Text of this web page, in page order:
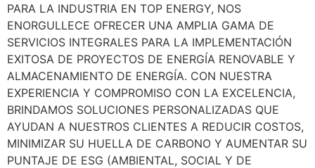
PARA LA INDUSTRIA EN TOP ENERGY, NOS
ENORGULLECE OFRECER UNA AMPLIA GAMA DE
SERVICIOS INTEGRALES PARA LA IMPLEMENTACIÓN
EXITOSA DE PROYECTOS DE ENERGÍA RENOVABLE Y
ALMACENAMIENTO DE ENERGÍA. CON NUESTRA
EXPERIENCIA Y COMPROMISO CON LA EXCELENCIA,
BRINDAMOS SOLUCIONES PERSONALIZADAS QUE
AYUDAN A NUESTROS CLIENTES A REDUCIR COSTOS,
MINIMIZAR SU HUELLA DE CARBONO Y AUMENTAR SU
PUNTAJE DE ESG (AMBIENTAL, SOCIAL Y DE